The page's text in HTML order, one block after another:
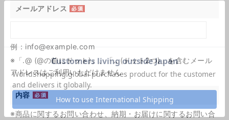
メールアドレス
例：info@example.com
※「.@ (@の前にドット)」、「.. (ドット2つ)」を含むメール
アドレスはご利用いただけません
内容
※商品に関するお問い合わせ、納期・お届けに関するお問い合